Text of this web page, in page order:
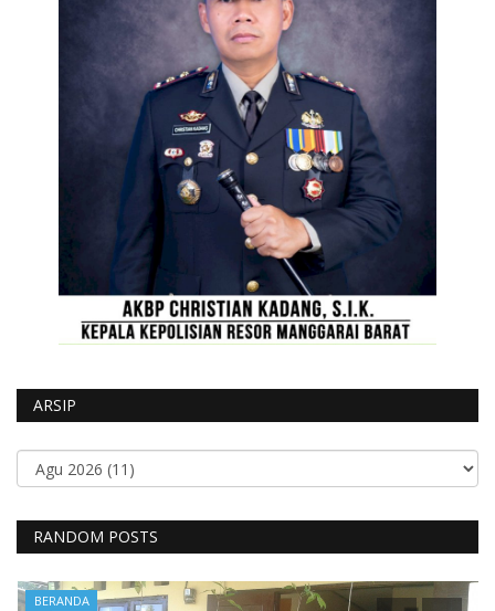
ARSIP
RANDOM POSTS
BERANDA